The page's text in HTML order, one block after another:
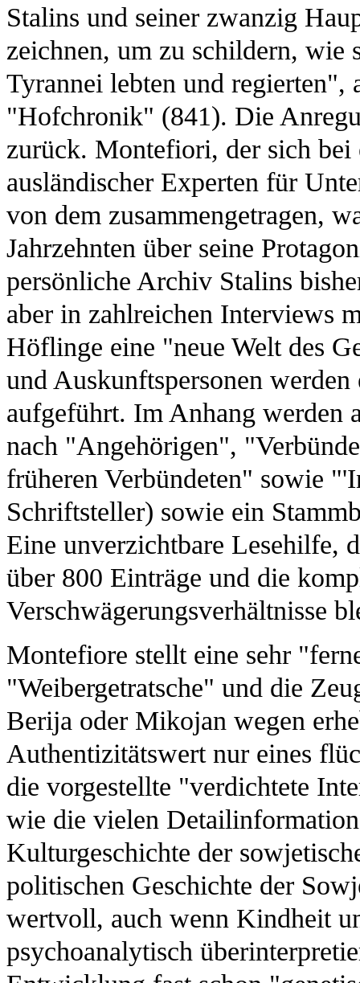
Stalins und seiner zwanzig
zeichnen, um zu schildern,
Tyrannei lebten und regierten",
"Hofchronik" (841). Die
zurück. Montefiori, der sich bei
ausländischer Experten für
von dem zusammengetragen,
Jahrzehnten über seine
persönliche Archiv Stalins
aber in zahlreichen Interviews
Höflinge eine "neue Welt des
und Auskunftspersonen
aufgeführt. Im Anhang werden
nach "Angehörigen",
früheren Verbündeten" sowie
Schriftsteller) sowie ein
Eine unverzichtbare Lesehilfe,
über 800 Einträge und die
Verschwägerungsverhältnisse
Montefiore stellt eine sehr
"Weibergetratsche" und die
Berija oder Mikojan wegen
Authentizitätswert nur eines
die vorgestellte "verdichtete
wie die vielen
Kulturgeschichte der
politischen Geschichte der
wertvoll, auch wenn Kindheit
psychoanalytisch